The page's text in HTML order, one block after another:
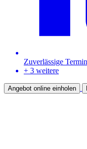
Zuverlässige
+ 3 weitere
Angebot online einholen